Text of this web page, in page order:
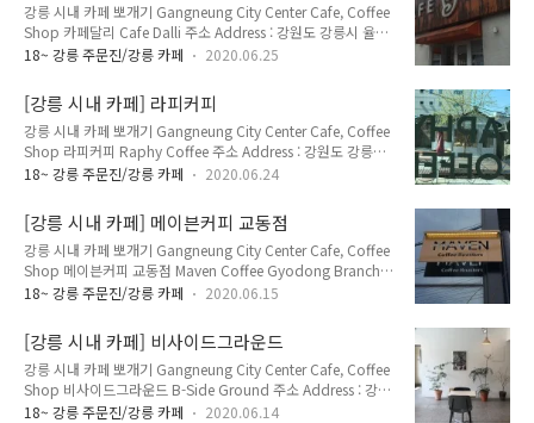
강릉 시내 카페 뽀개기 Gangneung City Center Cafe, Coffee
Shop 카페달리 Cafe Dalli 주소 Address : 강원도 강릉시 율곡
로 2836 (옥천동 151) 2836, Yulgok-ro, Gangneung-si,
Opening Hours : 평일 Weekday 08:30~22:00 주말
Weekend 12:00~22:00 메뉴 및 가격 Menu with Prices : 아
메리카노 Americano 4,000원 카페라떼 Cafe Latte 4,500원
카페모카 Cafe Mocha 5,500원 바닐라라떼 Vanilla Latte
5,500원 아이스 Ice +500원 강릉 홈플러스 근처에 있는..
18~ 강릉 주문진/강릉 카페 2020.06.25
[강릉 시내 카페] 라피커피
강릉 시내 카페 뽀개기 Gangneung City Center Cafe, Coffee
Shop 라피커피 Raphy Coffee 주소 Address : 강원도 강릉시
금성로14번길 7 2층 (금학동 8-2) 7, Geumseong-ro
: 070-4244-7837 메뉴 및 가격 Menu with Prices : 아메리카
노 Americano 4,000원 카페라떼 Cafe Latte 4,000원 핸드드
립 Hand Drip Brewing Coffee 5,000원 아이스 Ice +500원
강릉 월화거리에 있는 카페. 2층에 있는 창문 밖으로 월화거리가
내려다보여 전망이 좋다. 원래는 강릉 중앙시장 2층에 있었는데
18~ 강릉 주문진/강릉 카페 2020.06.24
[강릉 시내 카페] 메이븐커피 교동점
강릉 시내 카페 뽀개기 Gangneung City Center Cafe, Coffee
Shop 메이븐커피 교동점 Maven Coffee Gyodong Branch
주소 Address : 강원도 강릉시 임영로 227-2 (교동 817-24)
Telephone : 033-647-5432 영업 시간 Opening Hours : 매일
Everyday 11:00~20:00 매주 일요일 휴무 메뉴 및 가격 Menu
with Prices : 아메리카노 Americano 4,000원 카페라떼 Cafe
Latte 4,500원 카페모카 Cafe Mocha 4,800원 바닐라라떼
Vanilla Latte 4,800원 강릉시립미술관, 모루도서..
18~ 강릉 주문진/강릉 카페 2020.06.15
[강릉 시내 카페] 비사이드그라운드
강릉 시내 카페 뽀개기 Gangneung City Center Cafe, Coffee
Shop 비사이드그라운드 B-Side Ground 주소 Address : 강원
도 강릉시 용지로 136 (옥천동 370-11) 136, Yongji-ro,
18~ 강릉 주문진/강릉 카페 2020.06.14